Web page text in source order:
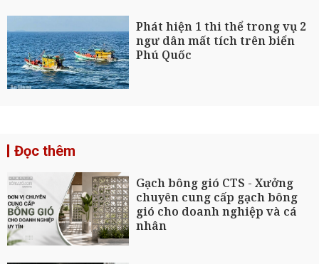
Phát hiện 1 thi thể trong vụ 2
ngư dân mất tích trên biển
Phú Quốc
Đọc thêm
Gạch bông gió CTS - Xưởng
chuyên cung cấp gạch bông
gió cho doanh nghiệp và cá
nhân